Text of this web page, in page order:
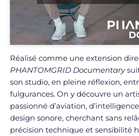
Réalisé comme une extension
PHANTOMGRID Documentary
son studio, en pleine réflexion,
fulgurances. On y découvre un
passionné d’aviation,
design sonore, cherchant sans
précision technique et sensibilité